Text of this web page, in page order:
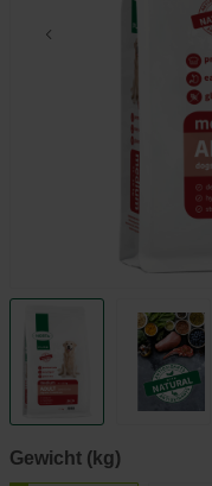
Gewicht (kg)